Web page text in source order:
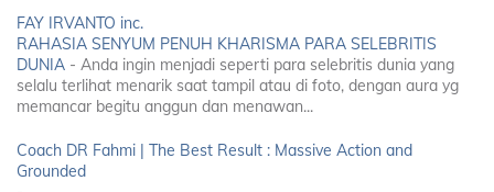
FAY IRVANTO inc.
RAHASIA SENYUM PENUH KHARISMA PARA SELEBRITIS
DUNIA - Anda ingin menjadi seperti para selebritis dunia yang
selalu terlihat menarik saat tampil atau di foto, dengan aura yg
memancar begitu anggun dan menawan...
Coach DR Fahmi | The Best Result : Massive Action and
Grounded